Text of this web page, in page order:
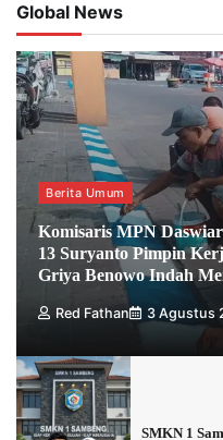
Global News
Berita Umum
Komisaris MPN
13 Suryanto Pimpin
Griya Benowo Indah
Red Fathan 3 Agustus
SMKN 1